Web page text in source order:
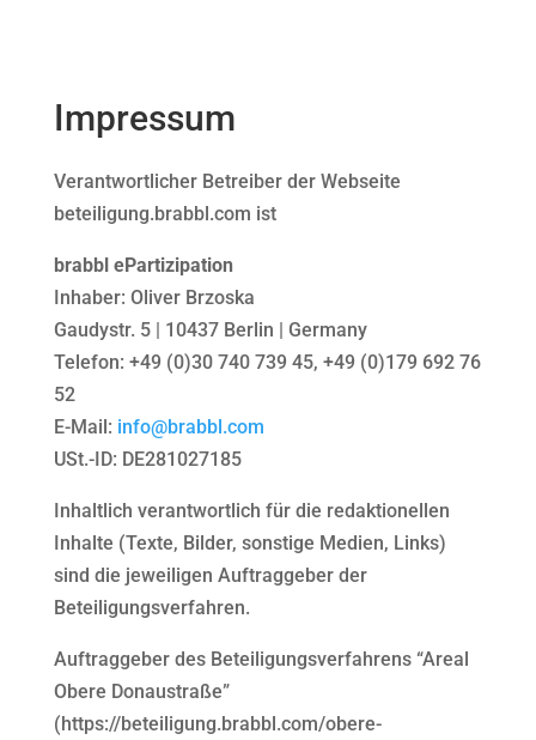
Impressum
Verantwortlicher Betreiber der Webseite
beteiligung.brabbl.com ist
brabbl ePartizipation
Inhaber: Oliver Brzoska
Gaudystr. 5 | 10437 Berlin | Germany
Telefon: +49 (0)30 740 739 45, +49 (0)179 692 76
52
E-Mail: info@brabbl.com
USt.-ID: DE281027185
Inhaltlich verantwortlich für die redaktionellen
Inhalte (Texte, Bilder, sonstige Medien, Links)
sind die jeweiligen Auftraggeber der
Beteiligungsverfahren.
Auftraggeber des Beteiligungsverfahrens “Areal
Obere Donaustraße”
(https://beteiligung.brabbl.com/obere-